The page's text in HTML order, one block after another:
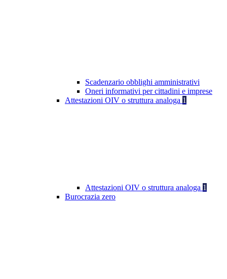
Scadenzario obblighi amministrativi
Oneri informativi per cittadini e imprese
Attestazioni OIV o struttura analoga 1
Attestazioni OIV o struttura analoga 1
Burocrazia zero